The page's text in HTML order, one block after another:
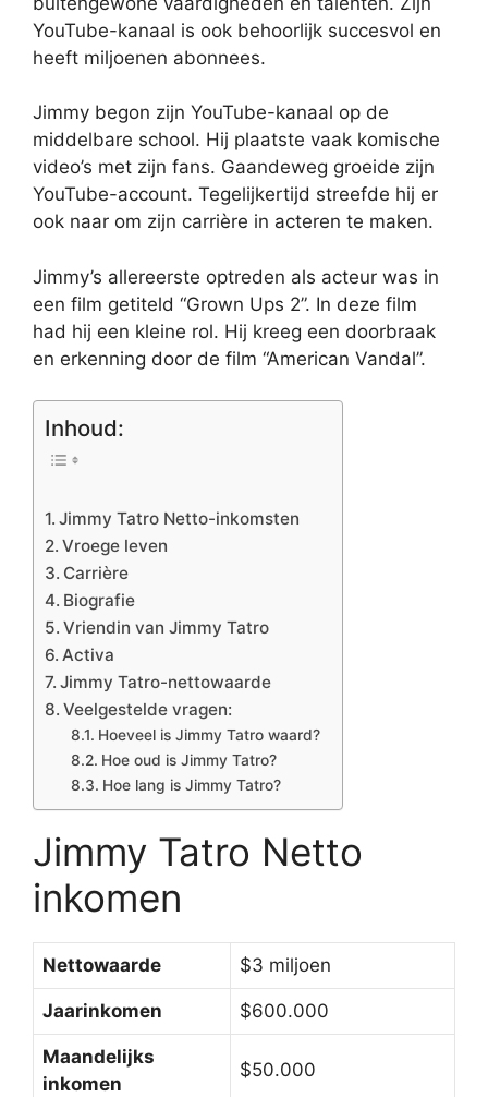
YouTube-kanaal is ook behoorlijk succesvol en
heeft miljoenen abonnees.
Jimmy begon zijn YouTube-kanaal op de
middelbare school. Hij plaatste vaak komische
video’s met zijn fans. Gaandeweg groeide zijn
YouTube-account. Tegelijkertijd streefde hij er
ook naar om zijn carrière in acteren te maken.
Jimmy’s allereerste optreden als acteur was in
een film getiteld “Grown Ups 2”. In deze film
had hij een kleine rol. Hij kreeg een doorbraak
en erkenning door de film “American Vandal”.
Inhoud:
Jimmy Tatro Netto-inkomsten
Vroege leven
Carrière
Biografie
Vriendin van Jimmy Tatro
Activa
Jimmy Tatro-nettowaarde
Veelgestelde vragen:
Hoeveel is Jimmy Tatro waard?
Hoe oud is Jimmy Tatro?
Hoe lang is Jimmy Tatro?
Jimmy Tatro Netto
inkomen
Nettowaarde $3 miljoen
Jaarinkomen $600.000
Maandelijks
inkomen
$50.000